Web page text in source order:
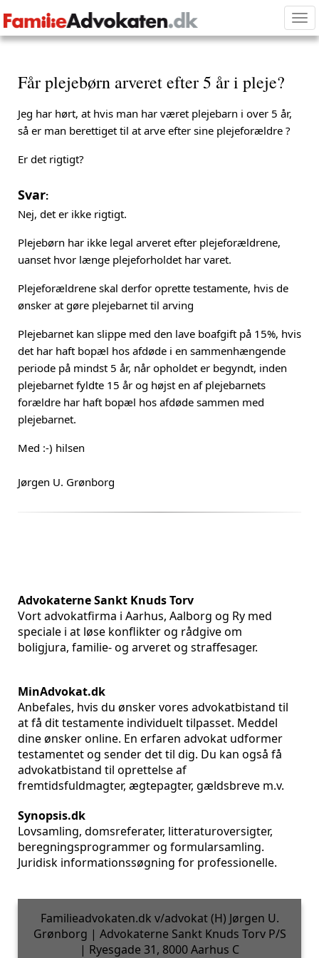
Får plejebørn arveret efter 5 år i pleje?
Jeg har hørt, at hvis man har været plejebarn i over 5 år,
så er man berettiget til at arve efter sine plejeforældre ?
Er det rigtigt?
Svar:
Nej, det er ikke rigtigt.
Plejebørn har ikke legal arveret efter plejeforældrene,
uanset hvor længe plejeforholdet har varet.
Plejeforældrene skal derfor oprette testamente, hvis de
ønsker at gøre plejebarnet til arving
Plejebarnet kan slippe med den lave boafgift på 15%, hvis
det har haft bopæl hos afdøde i en sammenhængende
periode på mindst 5 år, når opholdet er begyndt, inden
plejebarnet fyldte 15 år og højst en af plejebarnets
forældre har haft bopæl hos afdøde sammen med
plejebarnet.
Med :-) hilsen
Jørgen U. Grønborg
Advokaterne Sankt Knuds Torv
Vort advokatfirma i Aarhus, Aalborg og Ry med
speciale i at løse konflikter og rådgive om
boligjura, familie- og arveret og straffesager.
MinAdvokat.dk
Anbefales, hvis du ønsker vores advokatbistand til
at få dit testamente individuelt tilpasset. Meddel
dine ønsker online. En erfaren advokat udformer
testamentet og sender det til dig. Du kan også få
advokatbistand til oprettelse af
fremtidsfuldmagter, ægtepagter, gældsbreve m.v.
Synopsis.dk
Lovsamling, domsreferater, litteraturoversigter,
beregningsprogrammer og formularsamling.
Juridisk informationssøgning for professionelle.
Familieadvokaten.dk v/advokat (H) Jørgen U.
Grønborg | Advokaterne Sankt Knuds Torv P/S
| Ryesgade 31, 8000 Aarhus C